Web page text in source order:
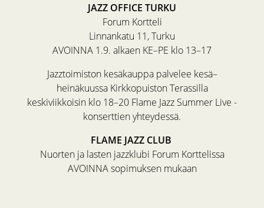
JAZZ OFFICE TURKU
Forum Kortteli
Linnankatu 11, Turku
AVOINNA 1.9. alkaen KE–PE klo 13–17
Jazztoimiston kesäkauppa palvelee kesä–
heinäkuussa Kirkkopuiston Terassilla
keskiviikkoisin klo 18–20 Flame Jazz Summer Live -
konserttien yhteydessä.
FLAME JAZZ CLUB
Nuorten ja lasten jazzklubi Forum Korttelissa
AVOINNA sopimuksen mukaan